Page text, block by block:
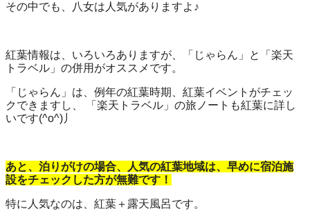
その中でも、八女は人気がありますよ♪
紅葉情報は、いろいろありますが、「じゃらん」と「楽天
トラベル」の併用がオススメです。
「じゃらん」は、例年の紅葉時期、紅葉イベントがチェッ
クできますし、 「楽天トラベル」の旅ノートも紅葉に詳し
いです(^o^)丿
あと、泊りがけの場合、人気の紅葉地域は、早めに宿泊施
設をチェックした方が無難です！
特に人気なのは、紅葉＋露天風呂です。